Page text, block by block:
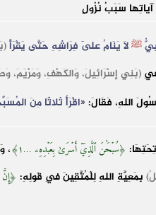
سَبَبُ نُزُولٍ
ﷺلاَ يَنَامُ عَلَى فِرَاشِهِ حَتَّى يَقْرَأَ
(بَنِي إِسْرَائِيلَ، وَالكَهْفِ، وَمَرْيَمَ،
اللهِ، فَقَالَ: «اقْرَأْ ثَلاثًا مِنَ
﴿سُبۡحَٰنَ ٱلَّذِيٓ أَسۡرَىٰ بِعَبۡدِهِۦ ...١﴾ ،
بِمَعِيَّةِ اللهِ لِلْمُتَّقِينَ فِي قَولِهِ: ﴿إِنَّ